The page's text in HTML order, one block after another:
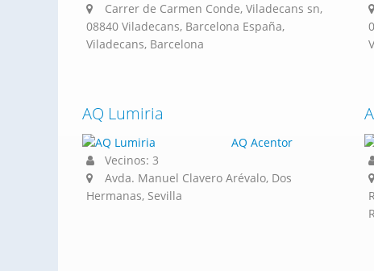
Carrer de Carmen Conde, Viladecans sn,
08840 Viladecans, Barcelona España,
Viladecans, Barcelona
AQ Lumiria
AQ Acentor
Vecinos: 3
Avda. Manuel Clavero Arévalo, Dos
Hermanas, Sevilla